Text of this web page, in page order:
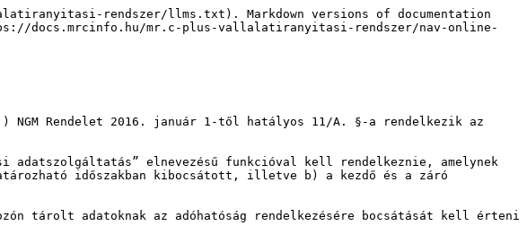
rendszer/llms.txt). Markdown versions of documentation
docs.mrcinfo.hu/mr.c-plus-vallalatiranyitasi-rendszer/nav-online-
NGM Rendelet 2016. január 1-től hatályos 11/A. §-a rendelkezik az
adatszolgáltatás” elnevezésű funkcióval kell rendelkeznie, amelynek
időszakban kibocsátott, illetve b) a kezdő és a záró
tárolt adatoknak az adóhatóság rendelkezésére bocsátását kell érteni